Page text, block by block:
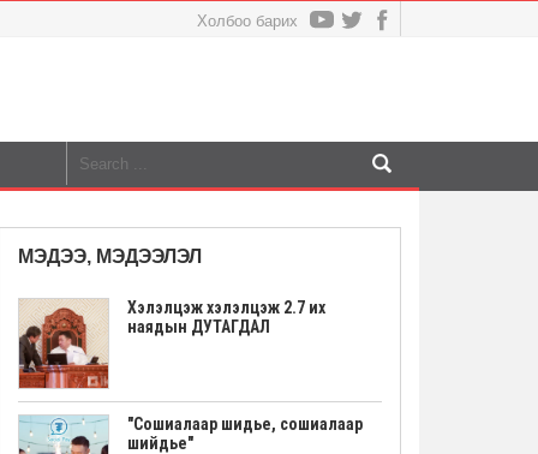
Холбоо барих
МЭДЭЭ, МЭДЭЭЛЭЛ
Хэлэлцэж хэлэлцэж 2.7 их
наядын ДУТАГДАЛ
"Сошиалаар шидье, сошиалаар
шийдье"